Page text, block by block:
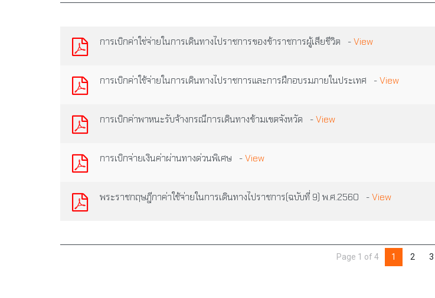
การเบิกค่าใช่จ่ายในการเดินทางไปราชการของข้าราชการผู้เสียชีวิต -View
การเบิกค่าใช้จ่ายในการเดินทางไปราชการและการฝึกอบรมภายในประเทศ -View
การเบิกค่าพาหนะรับจ้างกรณีการเดินทางข้ามเขตจังหวัด -View
การเบิกจ่ายเงินค่าผ่านทางด่วนพิเศษ -View
พระราชกฤษฎีกาค่าใช้จ่ายในการเดินทางไปราชการ(ฉบับที่ 9) พ.ศ.2560 -View
Page 1 of 4 1 2 3